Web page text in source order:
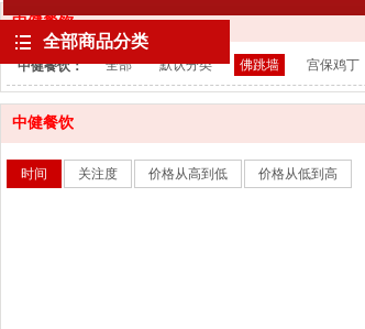
全部商品分类
中健餐饮
中健餐饮： 全部 默认分类 佛跳墙 宫保鸡丁
中健餐饮
时间 关注度 价格从高到低 价格从低到高